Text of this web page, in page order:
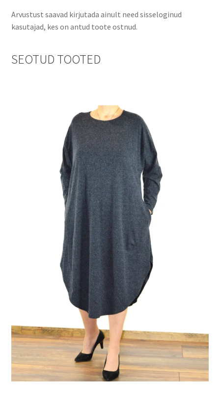
Arvustust saavad kirjutada ainult need sisseloginud
kasutajad, kes on antud toote ostnud.
SEOTUD TOOTED